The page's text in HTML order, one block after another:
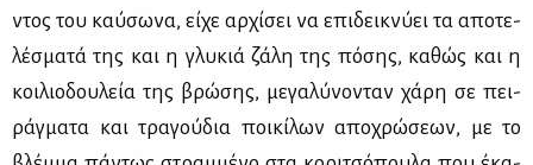
ντος του καύ­σω­να, εί­χε αρ­χί­σει να επι­δει­κνύ­ει τα απο­τε­
λέ­σμα­τά της και η γλυ­κιά ζά­λη της πό­σης, κα­θώς και η
κοι­λιο­δου­λεία της βρώ­σης, με­γα­λύ­νο­νταν χά­ρη σε πει­
ράγ­μα­τα και τρα­γού­δια ποι­κί­λων απο­χρώ­σε­ων, με το